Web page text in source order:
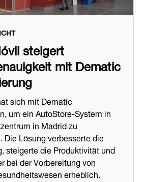
steigert
mit Dematic
sich mit Dematic
um ein AutoStore-System in
in Madrid zu
Lösung verbesserte die
steigerte die Produktivität und
bei der Vorbereitung von
erheblich.